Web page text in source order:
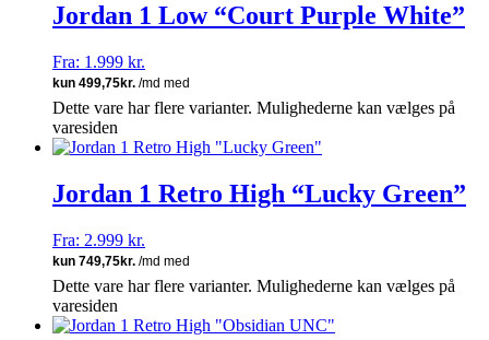
Jordan 1 Low “Court Purple White”
Fra: 1.999 kr.
Dette vare har flere varianter. Mulighederne kan vælges på
varesiden
Jordan 1 Retro High “Lucky Green”
Fra: 2.999 kr.
Dette vare har flere varianter. Mulighederne kan vælges på
varesiden